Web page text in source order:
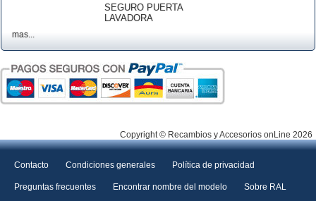
SEGURO PUERTA
LAVADORA
mas...
Copyright © Recambios y Accesorios onLine 2026
Contacto Condiciones generales Política de privacidad
Preguntas frecuentes Encontrar nombre del modelo Sobre RAL